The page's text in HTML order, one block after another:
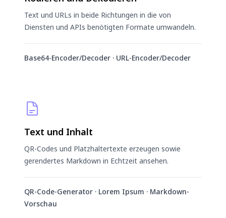
Text und URLs in beide Richtungen in die von
Diensten und APIs benötigten Formate umwandeln.
Base64-Encoder/Decoder · URL-Encoder/Decoder
Text und Inhalt
QR-Codes und Platzhaltertexte erzeugen sowie
gerendertes Markdown in Echtzeit ansehen.
QR-Code-Generator · Lorem Ipsum · Markdown-
Vorschau